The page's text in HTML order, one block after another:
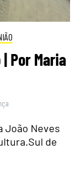
Por Maria
João Neves
de